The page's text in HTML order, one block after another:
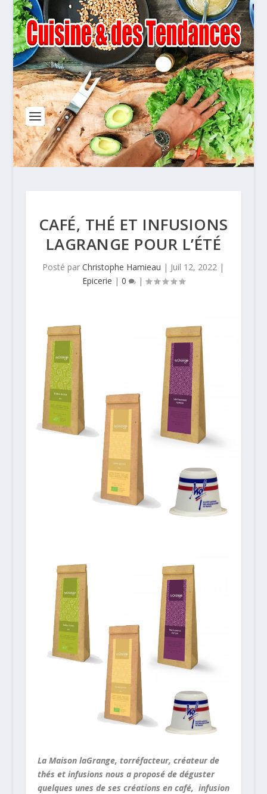
CAFÉ, THÉ ET INFUSIONS
LAGRANGE POUR L’ÉTÉ
Posté parChristophe Hamieau | Juil 12, 2022 |
Epicerie | 0 |
La Maison laGrange, torréfacteur, créateur de
thés et infusions nous a proposé de déguster
quelques unes de ses créations en café, infusion